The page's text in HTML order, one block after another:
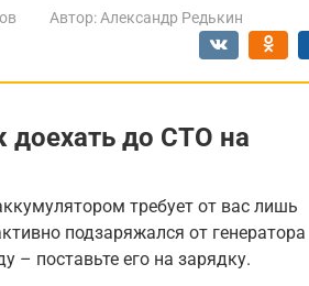
Автор: Александр Редькин
доехать до СТО на
требует от вас лишь
подзаряжался от генератора
– поставьте его на зарядку.